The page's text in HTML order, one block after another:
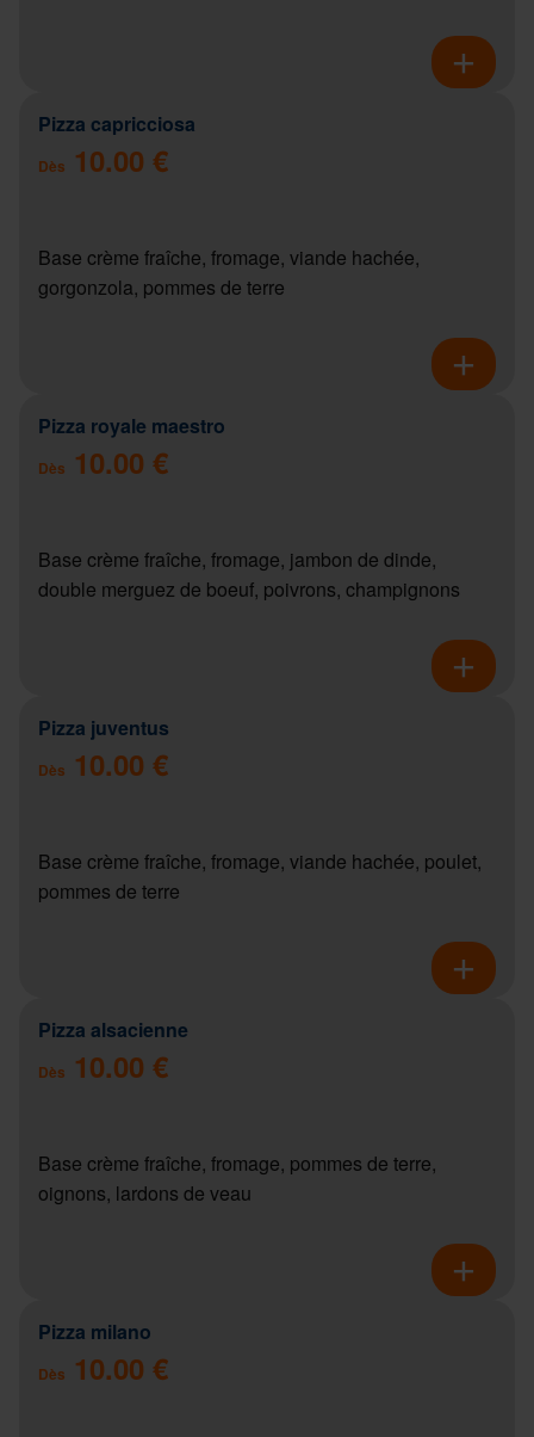
Pizza capricciosa
Dès 10.00 €
Base crème fraîche, fromage, viande hachée,
gorgonzola, pommes de terre
Pizza royale maestro
Dès 10.00 €
Base crème fraîche, fromage, jambon de dinde,
double merguez de boeuf, poivrons, champignons
Pizza juventus
Dès 10.00 €
Base crème fraîche, fromage, viande hachée, poulet,
pommes de terre
Pizza alsacienne
Dès 10.00 €
Base crème fraîche, fromage, pommes de terre,
oignons, lardons de veau
Pizza milano
Dès 10.00 €